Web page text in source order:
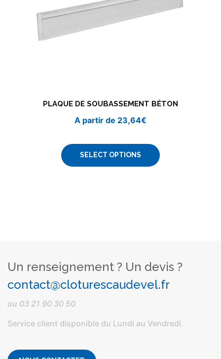
PLAQUE DE SOUBASSEMENT BÉTON
A partir de 23,64€
SELECT OPTIONS
Un renseignement ? Un devis ?
contact@cloturescaudevel.fr
ou 03 21 90 30 50
Service client disponible du Lundi au Vendredi.